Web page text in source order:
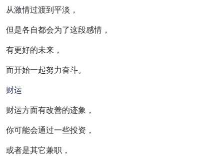
从激情过渡到平淡，
但是各自都会为了这段感情，
有更好的未来，
而开始一起努力奋斗。
财运
财运方面有改善的迹象，
你可能会通过一些投资，
或者是其它兼职，